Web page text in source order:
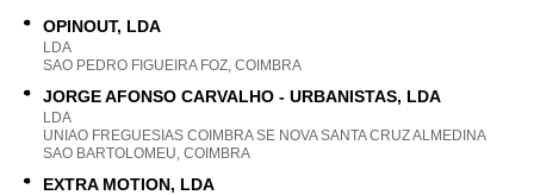
OPINOUT, LDA
LDA
SAO PEDRO FIGUEIRA FOZ, COIMBRA
JORGE AFONSO CARVALHO - URBANISTAS, LDA
LDA
UNIAO FREGUESIAS COIMBRA SE NOVA SANTA CRUZ ALMEDINA
SAO BARTOLOMEU, COIMBRA
EXTRA MOTION, LDA